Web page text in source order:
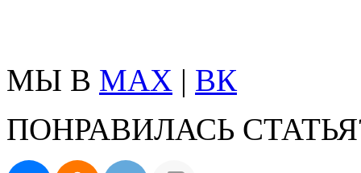
МЫ В MAX | ВК
ПОНРАВИЛАСЬ